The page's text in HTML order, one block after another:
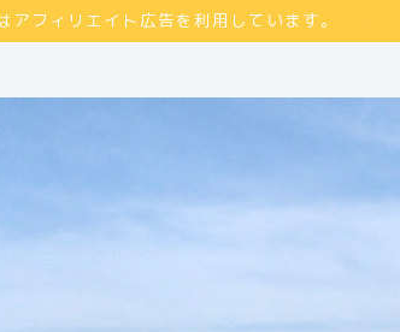
アフィリエイト広告を利用しています。